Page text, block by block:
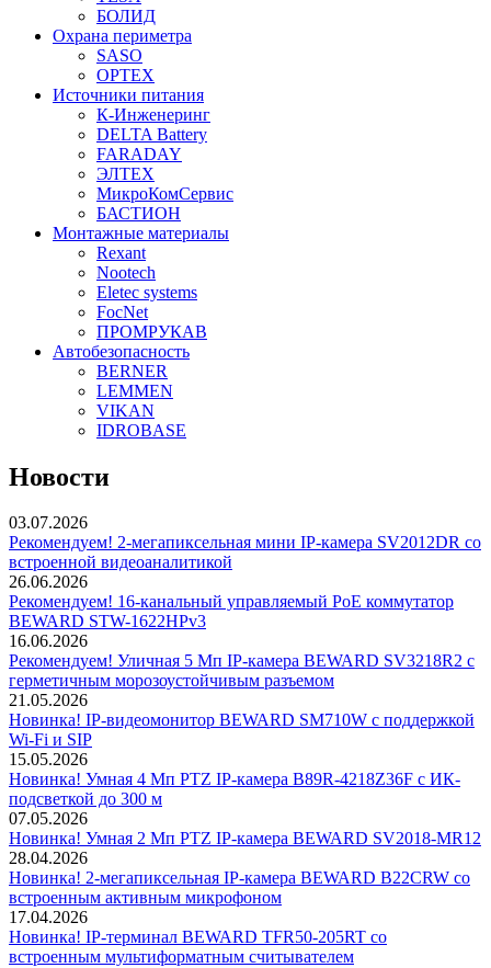
БОЛИД
Охрана периметра
SASO
OPTEX
Источники питания
К-Инженеринг
DELTA Battery
FARADAY
ЭЛТЕХ
МикроКомСервис
БАСТИОН
Монтажные материалы
Rexant
Nootech
Eletec systems
FocNet
ПРОМРУКАВ
Автобезопасность
BERNER
LEMMEN
VIKAN
IDROBASE
Новости
03.07.2026
Рекомендуем! 2-мегапиксельная мини IP-камера SV2012DR со
встроенной видеоаналитикой
26.06.2026
Рекомендуем! 16-канальный управляемый PoE коммутатор
BEWARD STW-1622HPv3
16.06.2026
Рекомендуем! Уличная 5 Мп IP-камера BEWARD SV3218R2 с
герметичным морозоустойчивым разъемом
21.05.2026
Новинка! IP-видеомонитор BEWARD SM710W с поддержкой
Wi-Fi и SIP
15.05.2026
Новинка! Умная 4 Мп PTZ IP-камера B89R-4218Z36F с ИК-
подсветкой до 300 м
07.05.2026
Новинка! Умная 2 Мп PTZ IP-камера BEWARD SV2018-MR12
28.04.2026
Новинка! 2-мегапиксельная IP-камера BEWARD B22CRW со
встроенным активным микрофоном
17.04.2026
Новинка! IP-терминал BEWARD TFR50-205RT со
встроенным мультиформатным считывателем